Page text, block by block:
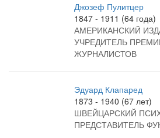
Джозеф Пулитцер
1847 - 1911 (64 года)
АМЕРИКАНСКИЙ
УЧРЕДИТЕЛЬ
ЖУРНАЛИСТОВ
Эдуард Клапаред
1873 - 1940 (67 лет)
ШВЕЙЦАРСКИЙ
ПРЕДСТАВИТЕЛЬ